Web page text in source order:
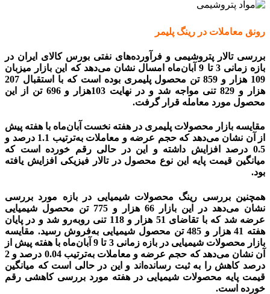
رونق معاملات در رینگ پلیمر
بررسی تالار پتروشیمی و فرآورده‌های نفتی بورس کالای ایران در
بازه زمانی 3 تا 9 آبان‌ماه امسال نشان می‌دهد که این بازار میزبان
109 هزار و 859 تن محصول پلیمری بوده است که با استقبال 207
هزار و 829 تنی مواجه شد و در نهایت 103هزار و 696 تن از این
محصول مورد معامله قرار گرفت.
مقایسه بازار محصولات پلیمری در هفته نخست آبان‌ماه با هفته پیش
از آن نشان می‌دهد که حجم عرضه و معاملات به‌ترتیب 1.1 درصد و
0.5 درصد افزایش داشته و این در حالی رقم خورده است که
میانگین قیمت پایه این نوع محصول در تالار فیزیکی افزایش یافته
بود.
همچنین بررسی رینگ محصولات شیمیایی در بازه مورد بررسی
نشان می‌دهد در این بازار 66 هزار و 775 تن محصول شیمیایی
عرضه شد که با تقاضای 51 هزار و 118 تنی روبه‌رو شد و در پایان
هفته 41 هزار و 485 تن محصول شیمیایی به‌فروش رسید. مقایسه
بازار محصولات شیمیایی در بازه زمانی 3 تا 9 آبان‌ماه با هفته پیش از
آن نشان می‌دهد که حجم عرضه و معاملات به‌ترتیب 0.04 درصد و 2
درصد کاهش را به ثبت رسانده‌اند و این در حالی است که میانگین
قیمت پایه محصولات شیمیایی در هفته مورد بررسی کاهشی رقم
خورده است.